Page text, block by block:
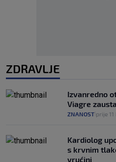
ZDRAVLJE
Izvanredno
Viagre
ZNANOST prije 11
Kardiolog
s krvnim
vrućini